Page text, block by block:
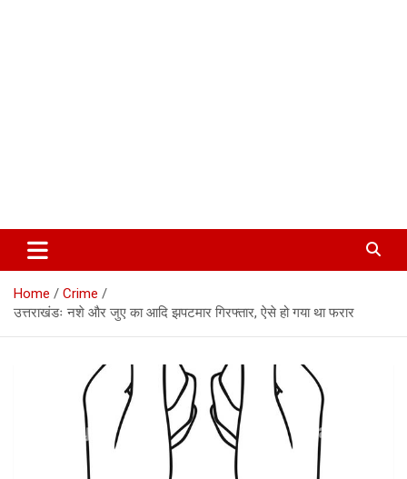
Corbett Halchal (कॉर्बेट हलचल)
Home
Crime
उत्तराखंडः नशे और जुए का आदि झपटमार गिरफ्तार, ऐसे हो गया था फरार